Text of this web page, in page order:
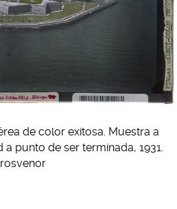
de color exitosa. Muestra a
punto de ser terminada, 1931.